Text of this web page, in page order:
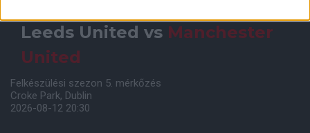
Leeds United vs Manchester
United
Felkészülési szezon 5. mérkőzés
Croke Park, Dublin
2026-08-12 20:30